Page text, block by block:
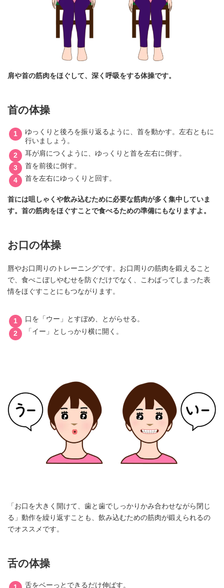
肩や首の筋肉をほぐして、深く呼吸をする体操です。
首の体操
ゆっくりと後ろを振り返るように、首を動かす。左右ともに
行いましょう。
耳が肩につくように、ゆっくりと首を左右に倒す。
首を前後に倒す。
首を左右にゆっくりと回す。
首には咀しゃくや飲み込むために必要な筋肉が多く集中していま
す。首の筋肉をほぐすことで食べるための準備にもなりますよ。
お口の体操
唇やお口周りのトレーニングです。お口周りの筋肉を鍛えること
で、食べこぼしやむせを防ぐだけでなく、こわばってしまった表
情をほぐすことにもつながります。
口を「ウー」とすぼめ、とがらせる。
「イー」としっかり横に開く。
「お口を大きく開けて、歯と歯でしっかりかみ合わせながら閉じ
る」動作を繰り返すことも、飲み込むための筋肉が鍛えられるの
でオススメです。
舌の体操
舌をベーっとできるだけ伸ばす。